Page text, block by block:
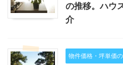
の推移。ハウ
介
物件価格・坪単価